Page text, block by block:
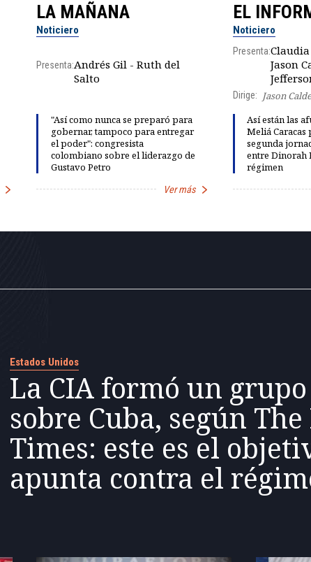
LA MAÑANA
Noticiero
Presenta:Andrés Gil - Ruth del
Salto
"Así como nunca se preparó para
gobernar, tampoco para entregar
el poder": congresista
colombiano sobre el liderazgo de
Gustavo Petro
Ver más
EL
Noticiero
Presenta:
Jason
Dirige:
Jason
Así están las
Meliá Caracas
segunda
entre Dinorah
régimen
Estados Unidos
La CIA formó un
sobre Cuba, según
Times: este es el
apunta contra el